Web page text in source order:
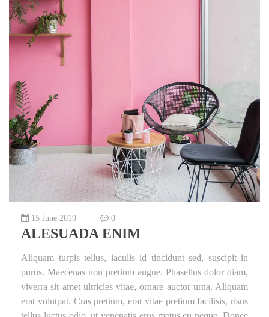
15 June 2019 0
ALESUADA ENIM
Aliquam turpis tellus, iaculis id tincidunt sed, suscipit in
purus. Maecenas non pretium augue. Phasellus dolor diam,
viverra sit amet ultricies vitae, ornare auctor urna. Aliquam
erat volutpat. Cras pretium, erat vitae pretium facilisis, risus